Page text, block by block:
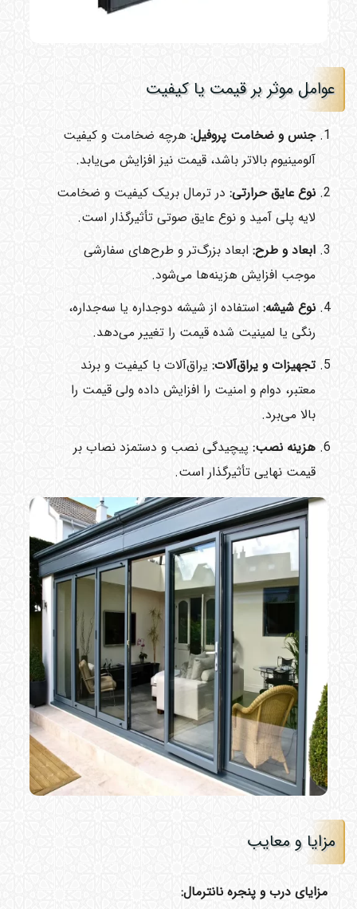
عوامل موثر بر قیمت یا کیفیت
جنس و ضخامت پروفیل:هرچه ضخامت و کیفیت
آلومینیوم بالاتر باشد، قیمت نیز افزایش می‌یابد.
نوع عایق حرارتی:در ترمال بریک کیفیت و ضخامت
لایه پلی آمید و نوع عایق صوتی تأثیرگذار است.
ابعاد و طرح:ابعاد بزرگ‌تر و طرح‌های سفارشی
موجب افزایش هزینه‌ها می‌شود.
نوع شیشه:استفاده از شیشه دوجداره یا سه‌جداره،
رنگی یا لمینیت شده قیمت را تغییر می‌دهد.
تجهیزات و یراق‌آلات:یراق‌آلات با کیفیت و برند
معتبر، دوام و امنیت را افزایش داده ولی قیمت را
بالا می‌برد.
هزینه نصب:پیچیدگی نصب و دستمزد نصاب بر
قیمت نهایی تأثیرگذار است.
مزایا و معایب
مزایای درب و پنجره نانترمال: